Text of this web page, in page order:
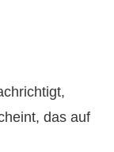
das auf